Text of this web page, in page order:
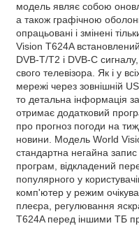
модель являє собою
а також графічною
опрацьовані і змінені
Vision T624A
DVB-T/T2 і DVB-C
свого телевізора. Як і у
мережі через зовнішній
то детальна інформація
отримає додатковий
про прогноз погоди на
новини. Модель World
стандартна негайна
програм, відкладений
популярного у
комп'ютер у режим
плеєра, регулювання
T624A перед іншими ТБ